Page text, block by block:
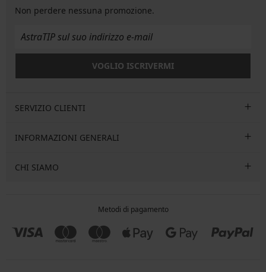
Non perdere nessuna promozione.
VOGLIO ISCRIVERMI
SERVIZIO CLIENTI
INFORMAZIONI GENERALI
CHI SIAMO
Metodi di pagamento